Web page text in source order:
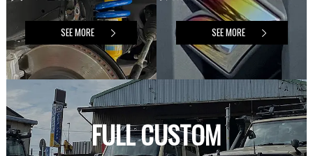
SEE MORE SEE MORE
FULL CUSTOM